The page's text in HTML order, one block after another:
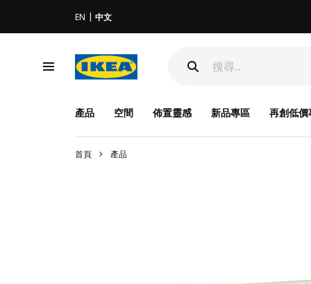
EN 中文
產品 空間 佈置靈感 新品專區 再創低價
首頁 產品